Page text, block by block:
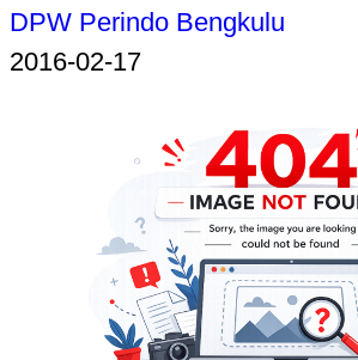
DPW Perindo Bengkulu
2016-02-17